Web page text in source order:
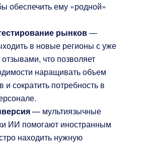
обеспечить ему «родной»
рынков—
в новые регионы с уже
что позволяет
наращивать объем
сократить потребность в
— мультиязычные
ИИ помогают иностранным
находить нужную